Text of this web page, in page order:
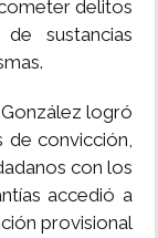
delitos
sustancias
logró
de convicción,
con los
accedió a
provisional